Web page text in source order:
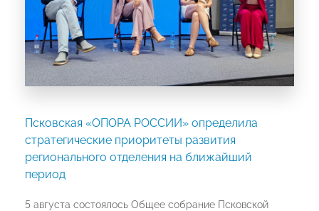
Псковская «ОПОРА РОССИИ» определила
стратегические приоритеты развития
регионального отделения на ближайший
период
5 августа состоялось Общее собрание Псковской